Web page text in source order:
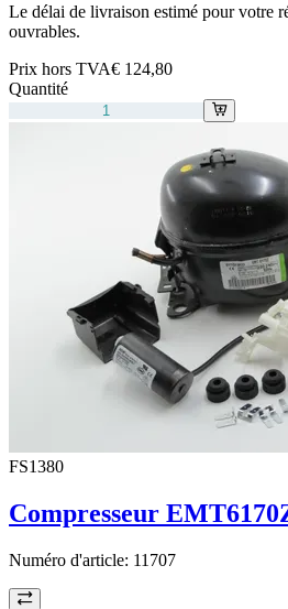
Le délai de livraison estimé pour votre
ouvrables.
Prix hors TVA€ 124,80
Quantité
FS1380
Compresseur
Numéro d'article: 11707